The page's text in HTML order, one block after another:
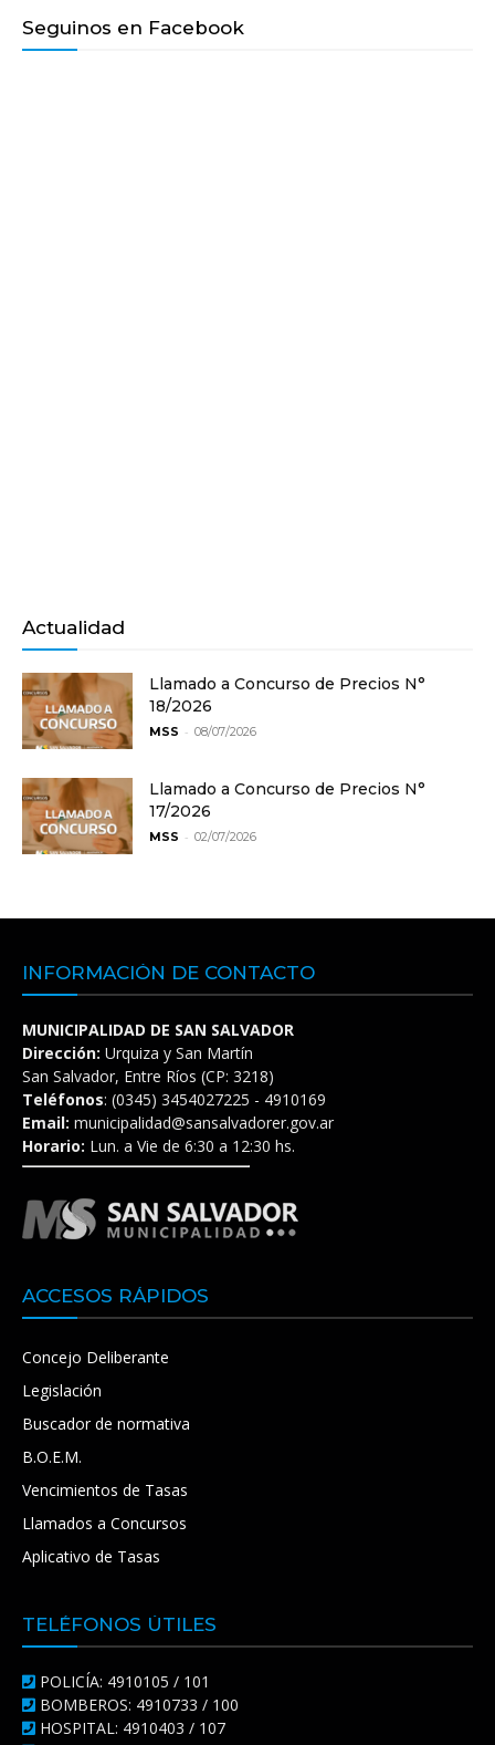
Seguinos en Facebook
Actualidad
Llamado a Concurso de Precios N°
18/2026
MSS - 08/07/2026
Llamado a Concurso de Precios N°
17/2026
MSS - 02/07/2026
INFORMACIÓN DE CONTACTO
MUNICIPALIDAD DE SAN SALVADOR
Dirección: Urquiza y San Martín
San Salvador, Entre Ríos (CP: 3218)
Teléfonos: (0345) 3454027225 - 4910169
Email: municipalidad@sansalvadorer.gov.ar
Horario: Lun. a Vie de 6:30 a 12:30 hs.
ACCESOS RÁPIDOS
Concejo Deliberante
Legislación
Buscador de normativa
B.O.E.M.
Vencimientos de Tasas
Llamados a Concursos
Aplicativo de Tasas
TELÉFONOS ÚTILES
POLICÍA: 4910105 / 101
BOMBEROS: 4910733 / 100
HOSPITAL: 4910403 / 107